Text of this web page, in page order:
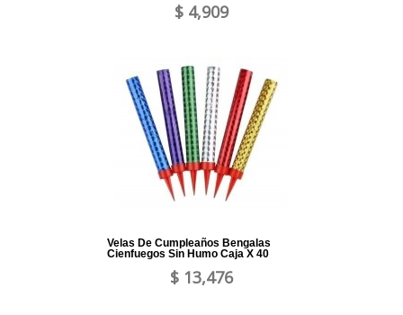
$ 4,909
Velas De Cumpleaños Bengalas
Cienfuegos Sin Humo Caja X 40
$ 13,476